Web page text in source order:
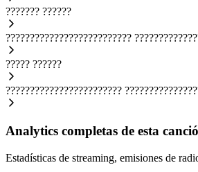
??????? ??????
??????????????????????????
????? ??????
????????????????????????
Analytics completas de esta
Estadísticas de streaming, emisiones de